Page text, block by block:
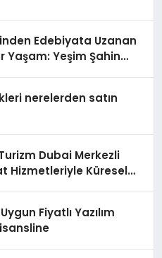
Edebiyata Uzanan
Yaşam: Yeşim Şahin
nerelerden satın
Dubai Merkezli
Hizmetleriyle Küresel
Fiyatlı Yazılım